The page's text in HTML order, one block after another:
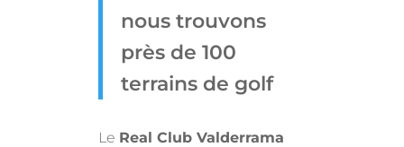
nous trouvons
près de 100
terrains de golf
Le Real Club Valderrama